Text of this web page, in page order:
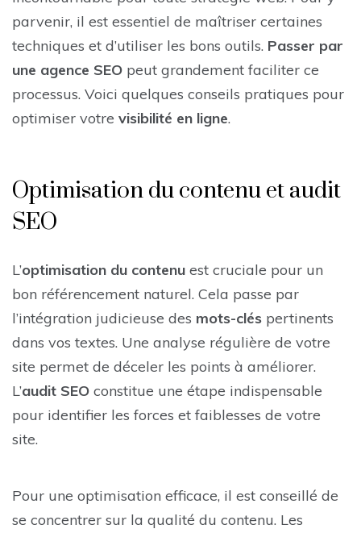
parvenir, il est essentiel de maîtriser certaines
techniques et d’utiliser les bons outils. Passer par
une agence SEO peut grandement faciliter ce
processus. Voici quelques conseils pratiques pour
optimiser votre visibilité en ligne.
Optimisation du contenu et audit
SEO
L’optimisation du contenu est cruciale pour un
bon référencement naturel. Cela passe par
l’intégration judicieuse des mots-clés pertinents
dans vos textes. Une analyse régulière de votre
site permet de déceler les points à améliorer.
L’audit SEO constitue une étape indispensable
pour identifier les forces et faiblesses de votre
site.
Pour une optimisation efficace, il est conseillé de
se concentrer sur la qualité du contenu. Les